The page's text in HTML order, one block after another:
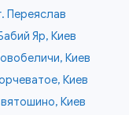
Переяслав
Яр, Киев
Киев
Киев
Киев